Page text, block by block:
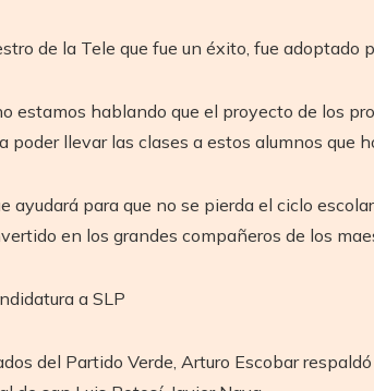
de la Tele que fue un éxito, fue
estamos hablando que el proyecto de los
poder llevar las clases a estos alumnos
ayudará para que no se pierda el ciclo
en los grandes compañeros de los
a SLP
del Partido Verde, Arturo Escobar